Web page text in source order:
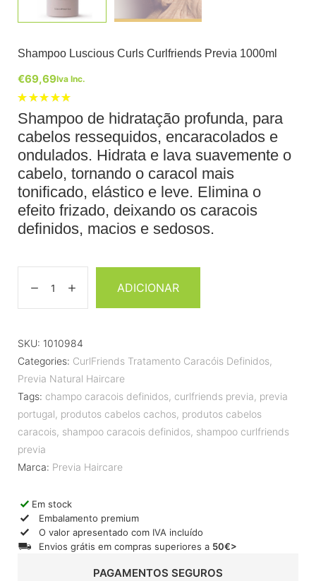
Shampoo Luscious Curls Curlfriends Previa 1000ml
€69,69Iva Inc.
Classific
ado com
em 5
com base
em1
classifica
ção de
cliente
Shampoo de hidratação profunda, para
cabelos ressequidos, encaracolados e
ondulados. Hidrata e lava suavemente o
cabelo, tornando o caracol mais
tonificado, elástico e leve. Elimina o
efeito frizado, deixando os caracois
definidos, macios e sedosos.
ADICIONAR
SKU: 1010984
Categories: CurlFriends Tratamento Caracóis Definidos,
Previa Natural Haircare
Tags: champo caracois definidos, curlfriends previa, previa
portugal, produtos cabelos cachos, produtos cabelos
caracois, shampoo caracois definidos, shampoo curlfriends
previa
Marca: Previa Haircare
Em stock
Embalamento premium
O valor apresentado com IVA incluído
Envios grátis em compras superiores a 50€>
PAGAMENTOS SEGUROS